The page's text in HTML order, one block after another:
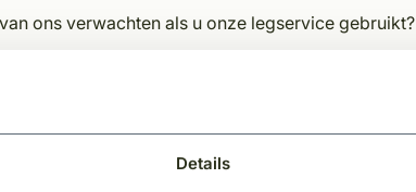
Details
ons verwachten als u onze legservice gebruikt?
van de ondervloer 1-3 mm
speciale pvc lijm